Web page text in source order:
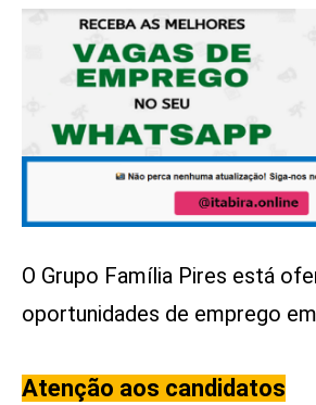
O Grupo Família Pires está
oportunidades de emprego
Atenção aos candidatos